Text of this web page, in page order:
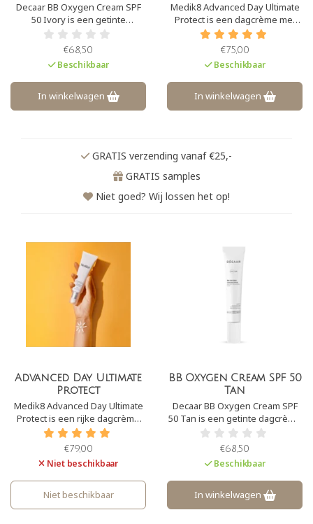
Decaar BB Oxygen Cream SPF
50 Ivory is een getinte
dagcrème met SPF50. Het zorgt
voor een prachtige ‘glow’ aan
de huid. De crème camoufleert
pigmentvlekken en
onzuiverheden en heeft een
lichte, maar natuurlijke dekking.
€68,50
Beschikbaar
In winkelwagen
Medik8 Advanced Day Ultimate
Protect is een dagcrème met
SPF30+ Daarnaast biedt het
bescherming tegen infrarood,
blauwlicht en A.G.E´s.
€75,00
Beschikbaar
In winkelwagen
GRATIS verzending vanaf €25,-
GRATIS samples
Niet goed? Wij lossen het op!
Advanced Day Ultimate
Protect
Medik8 Advanced Day Ultimate
Protect is een rijke dagcrème
met SPF50+ (zeer hoge UVB-
bescherming) en PA++++ (zeer
uitzonderlijk hoge UVA-
bescherming). Daarnaast biedt
het bescherming tegen
infrarood, blauwlicht en A.G.E´s.
€79,00
Niet beschikbaar
Niet beschikbaar
BB Oxygen Cream SPF 50
Tan
Decaar BB Oxygen Cream SPF
50 Tan is een getinte dagcrème
met SPF50. Het zorgt voor een
prachtige ‘glow’ aan de huid. De
crème camoufleert
pigmentvlekken en
onzuiverheden en heeft een
lichte, maar natuurlijke dekking.
€68,50
Beschikbaar
In winkelwagen